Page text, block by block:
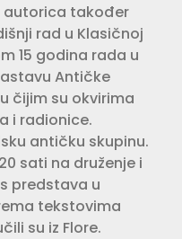
autorica također
rad u Klasičnoj
15 godina rada u
Antičke
čijim su okvirima
i radionice.
antičku skupinu.
sati na druženje i
predstava u
tekstovima
su iz Flore.